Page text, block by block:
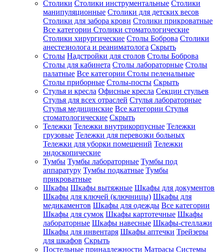
Столики Столики инструментальные Столики
манипуляционные Столики для детских весов
Столики для забора крови Столики прикроватные
Все категории Столики стоматологические
Столики хирургические Столы Боброва Столики
анестезиолога и реаниматолога Скрыть
Столы Надстройки для столов Столы Боброва
Столы для кабинета Столы лабораторные Столы
палатные Все категории Столы пеленальные
Столы приборные Столы-посты Скрыть
Стулья и кресла Офисные кресла Секции стульев
Стулья для всех отраслей Стулья лабораторные
Стулья медицинские Все категории Стулья
стоматологические Скрыть
Тележки Тележки внутрикорпусные Тележки
грузовые Тележки для перевозки больных
Тележки для уборки помещений Тележки
эндоскопические
Тумбы Тумбы лабораторные Тумбы под
аппаратуру Тумбы подкатные Тумбы
прикроватные
Шкафы Шкафы вытяжные Шкафы для документов
Шкафы для ключей (ключницы) Шкафы для
медикаментов Шкафы для одежды Все категории
Шкафы для сумок Шкафы картотечные Шкафы
лабораторные Шкафы навесные Шкафы-стеллажи
Шкафы для инвентаря Шкафы аптечки Трейзеры
для шкафов Скрыть
Постельные принадлежности Матрасы Системы